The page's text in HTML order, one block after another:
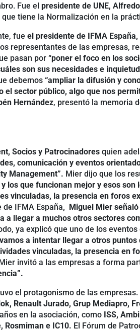
Fue elpresidente de UNE,
tiene la Normalización en la
fueel presidente de IFMA
representantes de las empresas,
pasan por “poner el foco en los
son sus necesidades e
debemos“ampliar la difusión y
sector público, algo que nos
Hernández, presentó la memoria
Socios y Patrocinadores quien
comunicación y eventos
Management”. Mier dijo que los
los que funcionan mejor y esos
vinculadas, la presencia en foros
de IFMA España, Miguel Mier señaló
llegar a muchos otros sectores
ya explicó que uno de los
a intentar llegar a otros
vinculadas, la presencia en
invitó a las empresas a forma
el protagonismo de las
Renault Jurado, Grup Mediapro,
en la asociación, como ISS,
Rosmiman e IC10. El Fórum de